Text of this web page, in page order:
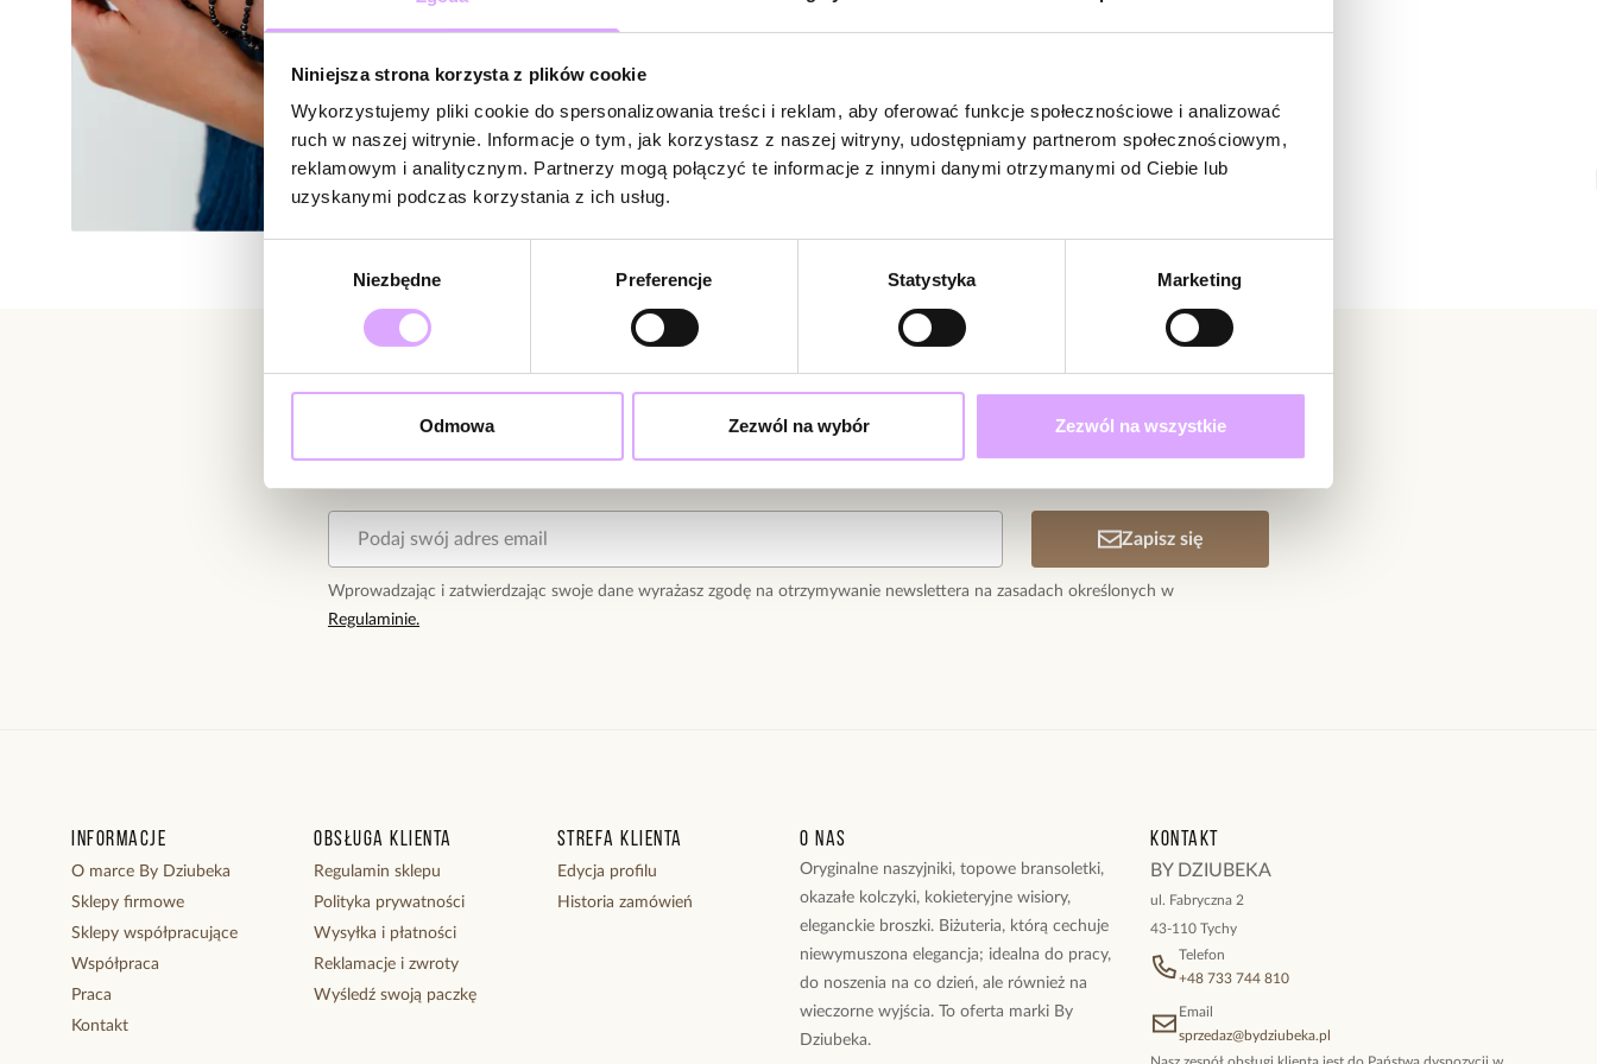
Niniejsza strona korzysta z plików cookie
Wykorzystujemy pliki cookie do spersonalizowania treści i reklam, aby oferować funkcje społecznościowe i analizować
ruch w naszej witrynie. Informacje o tym, jak korzystasz z naszej witryny, udostępniamy partnerom społecznościowym,
reklamowym i analitycznym. Partnerzy mogą połączyć te informacje z innymi danymi otrzymanymi od Ciebie lub
uzyskanymi podczas korzystania z ich usług.
Niezbędne Preferencje Statystyka Marketing
Odmowa Zezwól na wybór Zezwól na wszystkie
W naszej witrynie opinie mogą dodawać tylko osoby, które
Dodaj opinię
Newsletter
Bądź na bieżąco z nowościami i promocjami!
Zapisz się
Wprowadzając i zatwierdzając swoje dane wyrażasz zgodę na otrzymywanie newslettera na zasadach określonych w
Regulaminie.
Informacje
O marce By Dziubeka
Sklepy firmowe
Sklepy współpracujące
Współpraca
Praca
Kontakt
Obsługa klienta
Regulamin sklepu
Polityka prywatności
Wysyłka i płatności
Reklamacje i zwroty
Wyśledź swoją paczkę
Strefa klienta
Edycja profilu
Historia zamówień
O nas
Oryginalne naszyjniki, topowe bransoletki,
okazałe kolczyki, kokieteryjne wisiory,
eleganckie broszki. Biżuteria, którą cechuje
niewymuszona elegancja; idealna do pracy,
do noszenia na co dzień, ale również na
wieczorne wyjścia. To oferta marki By
Dziubeka.
Kontakt
BY DZIUBEKA
ul. Fabryczna 2
43-110 Tychy
Telefon
+48 733 744 810
Email
sprzedaz@bydziubeka.pl